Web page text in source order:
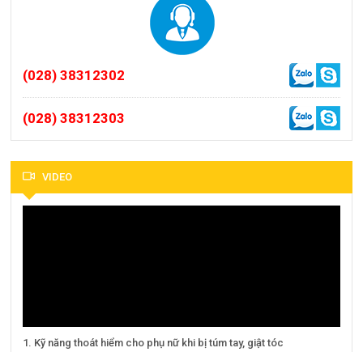
(028) 38312302
(028) 38312303
VIDEO
1. Kỹ năng thoát hiểm cho phụ nữ khi bị túm tay, giật tóc